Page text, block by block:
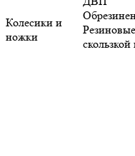
Колесики и
ножки